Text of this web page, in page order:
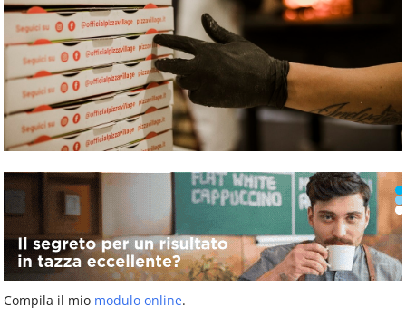
Compila il mio modulo online.